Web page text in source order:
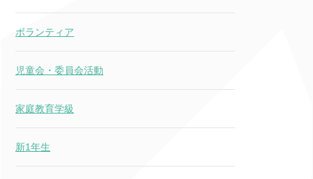
ボランティア
児童会・委員会活動
家庭教育学級
新1年生